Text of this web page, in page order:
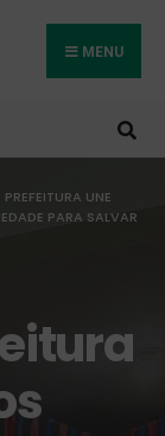
MENU
UNE
PARA SALVAR